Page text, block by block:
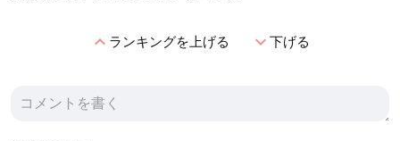
expand_lessランキングを上げる expand_more下げる